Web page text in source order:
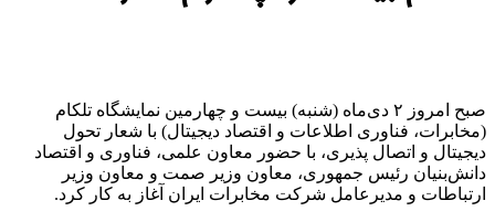
صبح امروز ۲ دی‌ماه (شنبه) بیست و چهارمین نمایشگاه تلکام
(مخابرات، فناوری اطلاعات و اقتصاد دیجیتال) با شعار تحول
دیجیتال و اتصال پذیری، با حضور معاون علمی، فناوری و اقتصاد
دانش‌بنیان رئیس جمهوری، معاون وزیر صمت و معاون وزیر
ارتباطات و مدیرعامل شرکت مخابرات ایران آغاز به کار کرد.